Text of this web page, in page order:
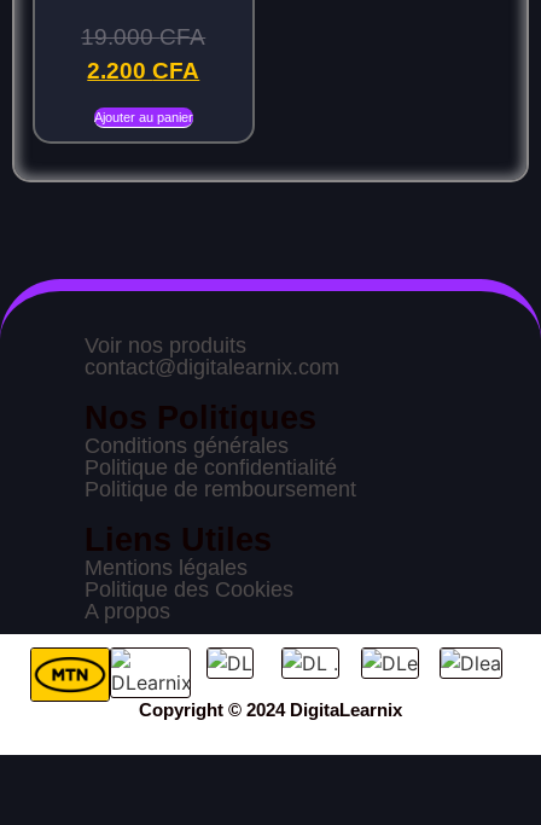
19.000CFA
2.200CFA
Ajouter au panier
Voir nos produits
contact@digitalearnix.com
Nos Politiques
Conditions générales
Politique de confidentialité
Politique de remboursement
Liens Utiles
Mentions légales
Politique des Cookies
A propos
Copyright © 2024 DigitaLearnix